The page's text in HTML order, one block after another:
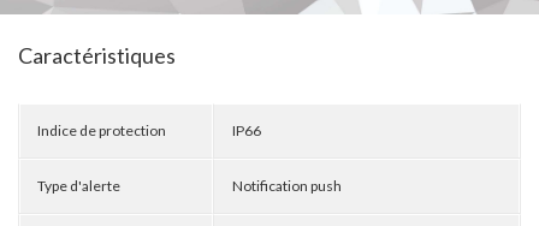
Caractéristiques
Indice de protection IP66
Type d'alerte Notification push